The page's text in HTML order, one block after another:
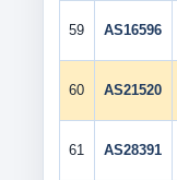
59 AS16596
60 AS21520
61 AS28391